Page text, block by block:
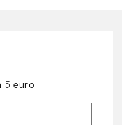
5 euro